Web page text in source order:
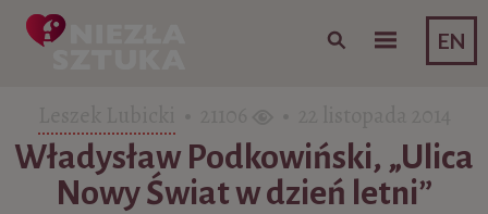
EN
Skip to content
Władysław Podkowiński, „Ulica
Nowy Świat w dzień letni”